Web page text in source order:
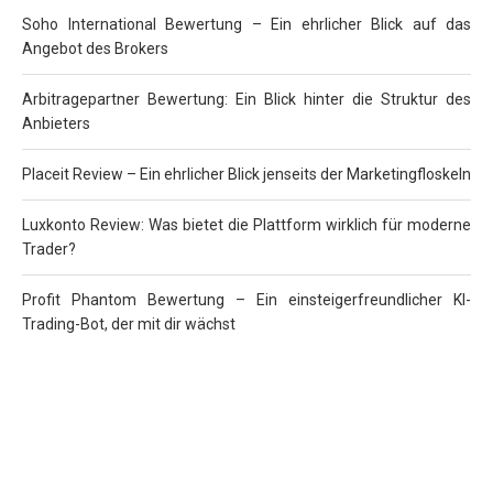
Soho International Bewertung – Ein ehrlicher Blick auf das
Angebot des Brokers
Arbitragepartner Bewertung: Ein Blick hinter die Struktur des
Anbieters
Placeit Review – Ein ehrlicher Blick jenseits der Marketingfloskeln
Luxkonto Review: Was bietet die Plattform wirklich für moderne
Trader?
Profit Phantom Bewertung – Ein einsteigerfreundlicher KI-
Trading-Bot, der mit dir wächst